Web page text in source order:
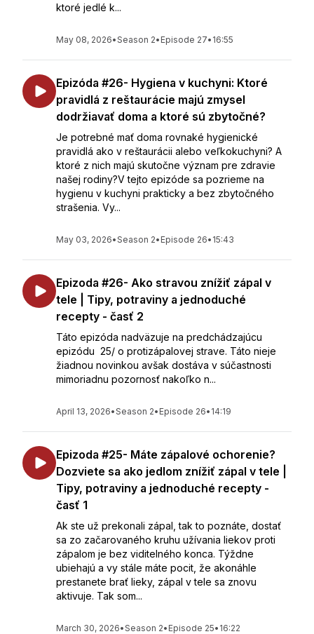
ktoré jedlé k...
May 08, 2026•Season 2• Episode 27• 16:55
Epizóda #26- Hygiena v kuchyni: Ktoré
pravidlá z reštaurácie majú zmysel
dodržiavať doma a ktoré sú zbytočné?
Je potrebné mať doma rovnaké hygienické
pravidlá ako v reštaurácii alebo veľkokuchyni? A
ktoré z nich majú skutočne význam pre zdravie
našej rodiny?V tejto epizóde sa pozrieme na
hygienu v kuchyni prakticky a bez zbytočného
strašenia. Vy...
May 03, 2026•Season 2• Episode 26• 15:43
Epizoda #26- Ako stravou znížiť zápal v
tele | Tipy, potraviny a jednoduché
recepty - časť 2
Táto epizóda nadväzuje na predchádzajúcu
epizódu 25/ o protizápalovej strave. Táto nieje
žiadnou novinkou avšak dostáva v súčastnosti
mimoriadnu pozornosť nakoľko n...
April 13, 2026•Season 2• Episode 26• 14:19
Epizoda #25- Máte zápalové ochorenie?
Dozviete sa ako jedlom znížiť zápal v tele |
Tipy, potraviny a jednoduché recepty -
časť 1
Ak ste už prekonali zápal, tak to poznáte, dostať
sa zo začarovaného kruhu užívania liekov proti
zápalom je bez viditelného konca. Týždne
ubiehajú a vy stále máte pocit, že akonáhle
prestanete brať lieky, zápal v tele sa znovu
aktivuje. Tak som...
March 30, 2026•Season 2• Episode 25• 16:22